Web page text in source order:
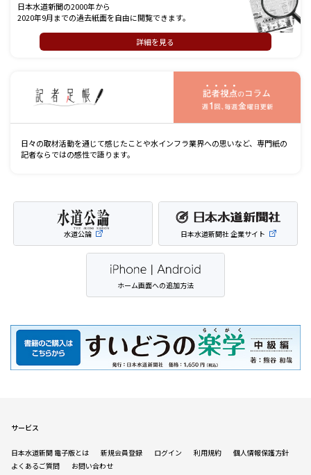
日本水道新聞の2000年から
2020年9月までの過去紙面を自由に閲覧できます。
詳細を見る
日々の取材活動を通じて感じたことや水インフラ業界への思いなど、専門紙の
記者ならではの感性で語ります。
水道公論 日本水道新聞社 企業サイト
ホーム画面への追加方法
サービス
日本水道新聞 電子版とは 新規会員登録 ログイン 利用規約
個人情報保護方針
よくあるご質問
お問い合わせ